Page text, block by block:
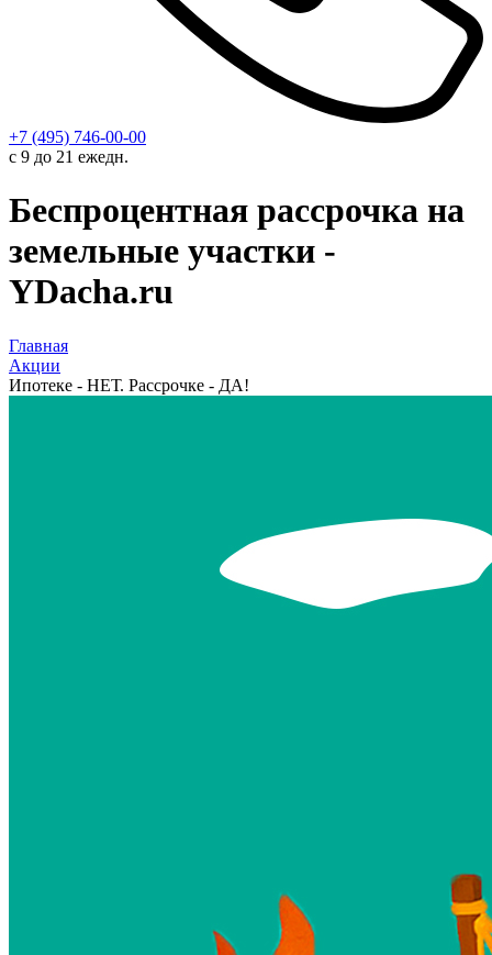
+7 (495) 746-00-00
с 9 до 21 ежедн.
Беспроцентная рассрочка на
земельные участки -
YDacha.ru
Главная
Акции
Ипотеке - НЕТ. Рассрочке - ДА!